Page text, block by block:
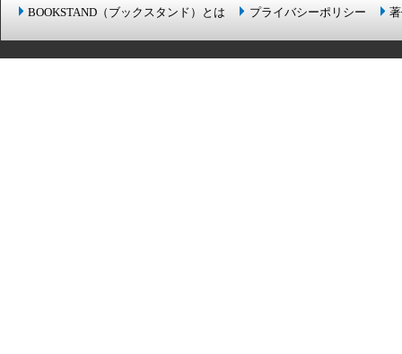
BOOKSTAND（ブックスタンド）とは プライバシーポリシー